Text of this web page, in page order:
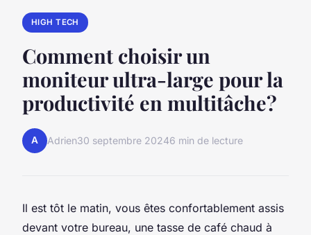
HIGH TECH
Comment choisir un
moniteur ultra-large pour la
productivité en multitâche?
A Adrien30 septembre 20246 min de lecture
Il est tôt le matin, vous êtes confortablement assis
devant votre bureau, une tasse de café chaud à